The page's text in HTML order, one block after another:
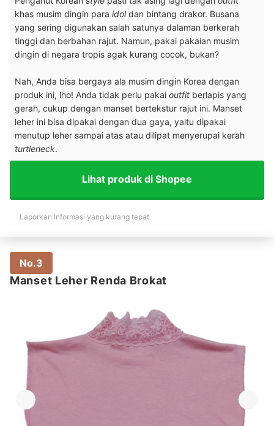
khas musim dingin para idoldan bintang drakor. Busana
yang sering digunakan salah satunya dalaman berkerah
tinggi dan berbahan rajut. Namun, pakai pakaian musim
dingin di negara tropis agak kurang cocok, bukan?
Nah, Anda bisa bergaya ala musim dingin Korea dengan
produk ini, lho! Anda tidak perlu pakai outfit berlapis yang
gerah, cukup dengan manset bertekstur rajut ini. Manset
leher ini bisa dipakai dengan dua gaya, yaitu dipakai
menutup leher sampai atas atau dilipat menyerupai kerah
turtleneck.
Lihat produk di Shopee
Laporkan informasi yang kurang tepat
No.3
Manset Leher Renda Brokat